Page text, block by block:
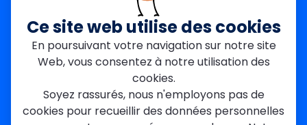
contact@metallerie-grand-paris.com
46 bis Av. du Maine, 75015 Paris
Mentions légales
Politique De Confidentialité
Cookies
CGV
Engagements Clients
Ce site web utilise des cookies
En poursuivant votre navigation sur notre site
Web, vous consentez à notre utilisation des
cookies.
Soyez rassurés, nous n'employons pas de
cookies pour recueillir des données personnelles